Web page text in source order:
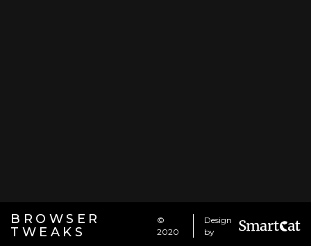
BROWSER
TWEAKS
©
2020
Design
by